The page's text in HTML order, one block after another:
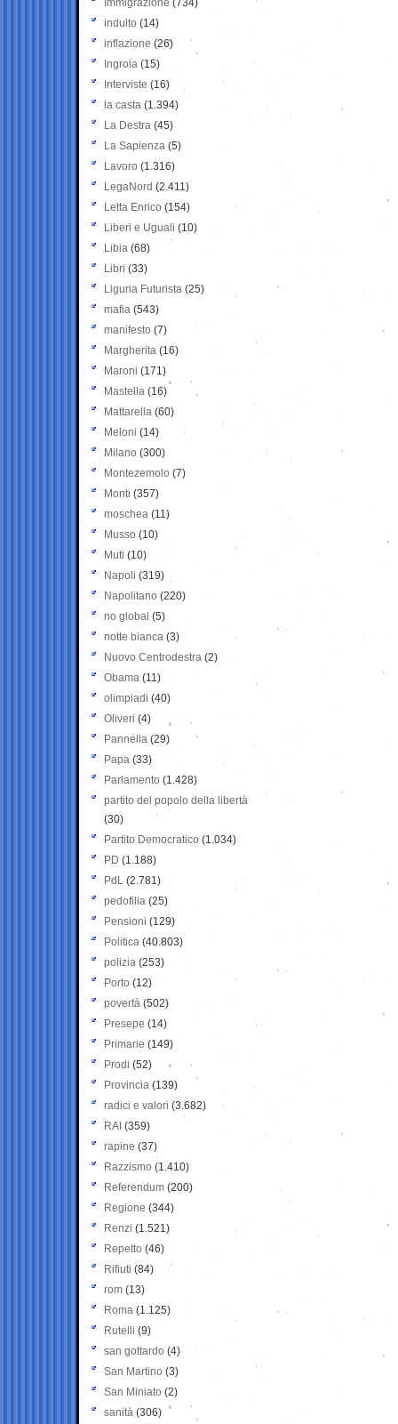
Immigrazione (734)
indulto (14)
inflazione (26)
Ingroia (15)
Interviste (16)
la casta (1.394)
La Destra (45)
La Sapienza (5)
Lavoro (1.316)
LegaNord (2.411)
Letta Enrico (154)
Liberi e Uguali (10)
Libia (68)
Libri (33)
Liguria Futurista (25)
mafia (543)
manifesto (7)
Margherita (16)
Maroni (171)
Mastella (16)
Mattarella (60)
Meloni (14)
Milano (300)
Montezemolo (7)
Monti (357)
moschea (11)
Musso (10)
Muti (10)
Napoli (319)
Napolitano (220)
no global (5)
notte bianca (3)
Nuovo Centrodestra (2)
Obama (11)
olimpiadi (40)
Oliveri (4)
Pannella (29)
Papa (33)
Parlamento (1.428)
partito del popolo della libertà
(30)
Partito Democratico (1.034)
PD (1.188)
PdL (2.781)
pedofilia (25)
Pensioni (129)
Politica (40.803)
polizia (253)
Porto (12)
povertà (502)
Presepe (14)
Primarie (149)
Prodi (52)
Provincia (139)
radici e valori (3.682)
RAI (359)
rapine (37)
Razzismo (1.410)
Referendum (200)
Regione (344)
Renzi (1.521)
Repetto (46)
Rifiuti (84)
rom (13)
Roma (1.125)
Rutelli (9)
san gottardo (4)
San Martino (3)
San Miniato (2)
sanità (306)